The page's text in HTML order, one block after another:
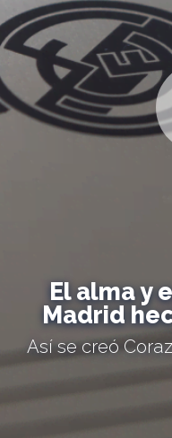
El alma y
Madrid
Así se creó